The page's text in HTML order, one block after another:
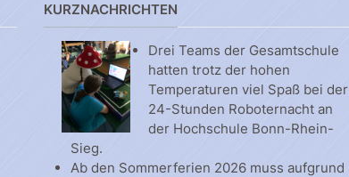
KURZNACHRICHTEN
Drei Teams der Gesamtschule
hatten trotz der hohen
Temperaturen viel Spaß bei der
24-Stunden Roboternacht an
der Hochschule Bonn-Rhein-
Sieg.
Ab den Sommerferien 2026 muss aufgrund